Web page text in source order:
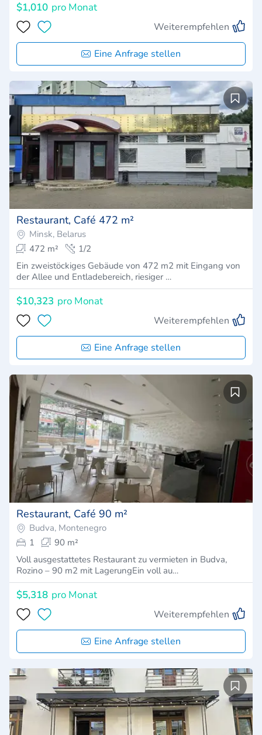
$1,010 pro Monat
Weiterempfehlen
Eine Anfrage stellen
Restaurant, Café 472 m²
Minsk, Belarus
472 m²
1/2
Ein zweistöckiges Gebäude von 472 m2 mit Eingang von
der Allee und Entladebereich, riesiger …
$10,323 pro Monat
Weiterempfehlen
Eine Anfrage stellen
Restaurant, Café 90 m²
Budva, Montenegro
1
90 m²
Voll ausgestattetes Restaurant zu vermieten in Budva,
Rozino – 90 m2 mit LagerungEin voll au…
$5,318 pro Monat
Weiterempfehlen
Eine Anfrage stellen